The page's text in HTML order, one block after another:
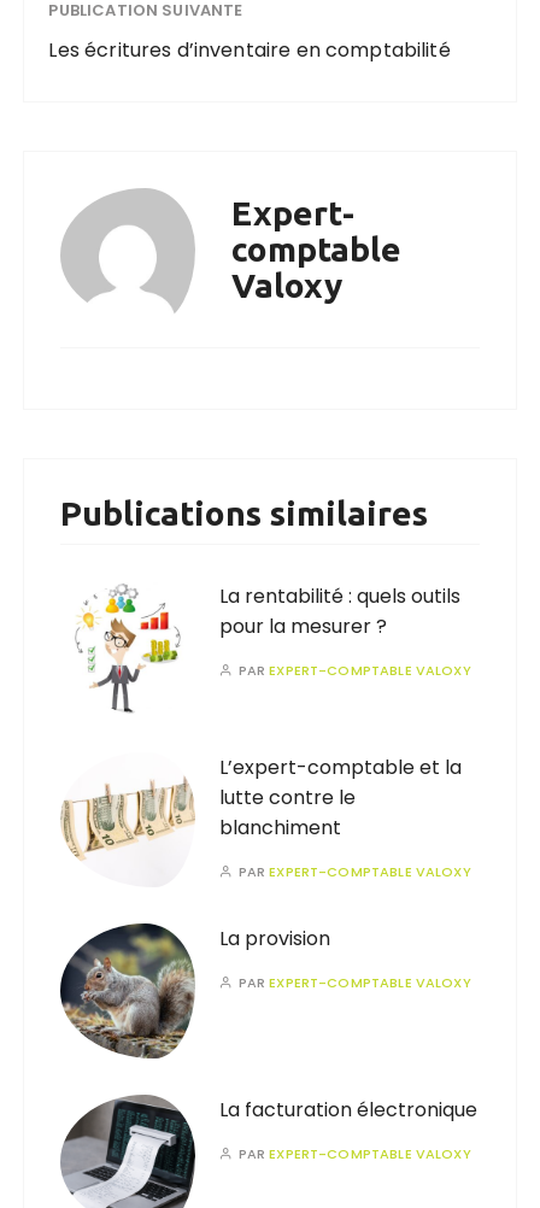
PUBLICATION SUIVANTE
Les écritures d’inventaire en comptabilité
Expert-
comptable
Valoxy
Publications similaires
La rentabilité : quels outils
pour la mesurer ?
PAREXPERT-COMPTABLE VALOXY
L’expert-comptable et la
lutte contre le
blanchiment
PAREXPERT-COMPTABLE VALOXY
La provision
PAREXPERT-COMPTABLE VALOXY
La facturation électronique
PAREXPERT-COMPTABLE VALOXY